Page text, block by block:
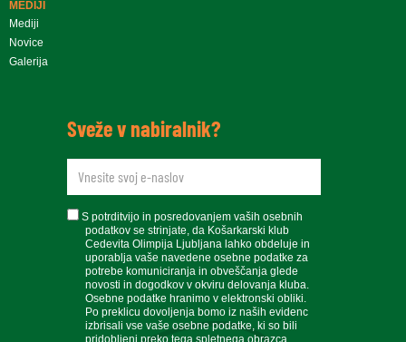
MEDIJI
Mediji
Novice
Galerija
Sveže v nabiralnik?
newsletteremail
soglasje
S potrditvijo in posredovanjem vaših osebnih
podatkov se strinjate, da Košarkarski klub
Cedevita Olimpija Ljubljana lahko obdeluje in
uporablja vaše navedene osebne podatke za
potrebe komuniciranja in obveščanja glede
novosti in dogodkov v okviru delovanja kluba.
Osebne podatke hranimo v elektronski obliki.
Po preklicu dovoljenja bomo iz naših evidenc
izbrisali vse vaše osebne podatke, ki so bili
pridobljeni preko tega spletnega obrazca.